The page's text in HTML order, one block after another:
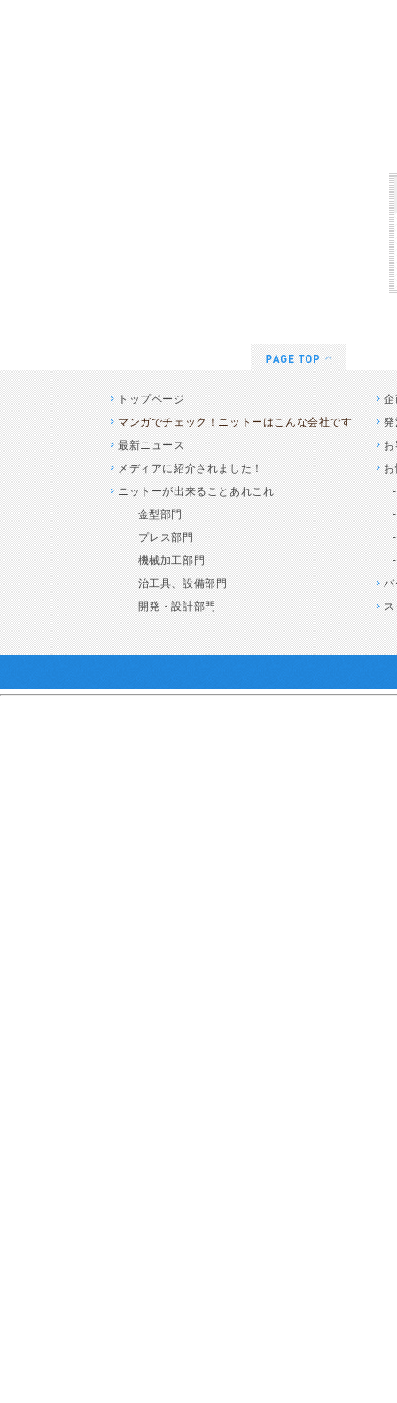
トップページ
マンガでチェック！ニットーはこんな会社です
最新ニュース
メディアに紹介されました！
ニットーが出来ることあれこれ
金型部門
プレス部門
機械加工部門
治工具、設備部門
開発・設計部門
企
発
お
お
バ
ス